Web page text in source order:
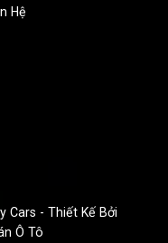
Hệ
Cars -Thiết Kế Bởi
Ô Tô